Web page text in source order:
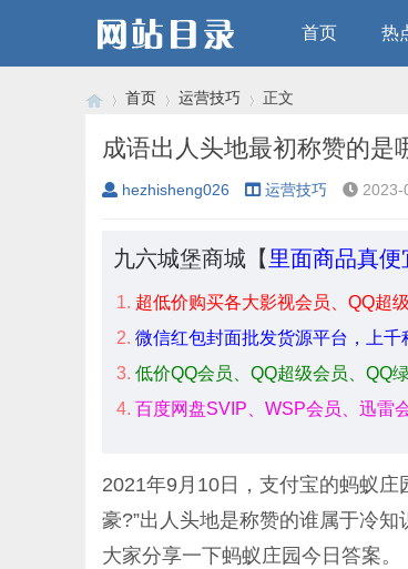
首页 热
›
首页
›
运营技巧
›
正文
成语出人头地最初称赞的是
hezhisheng026 运营技巧 2023-
九六城堡商城【 里面商品真便
超低价购买各大影视会员、QQ超
微信红包封面批发货源平台，上千
低价QQ会员、QQ超级会员、QQ
百度网盘SVIP、WSP会员、迅雷
2021年9月10日，支付宝的蚂蚁庄
豪?”出人头地是称赞的谁属于冷
大家分享一下蚂蚁庄园今日答案。